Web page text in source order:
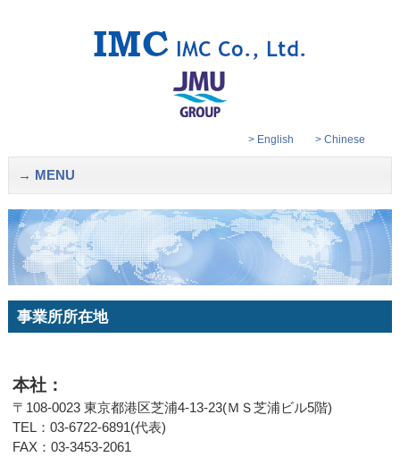
> English > Chinese
MENU
事業所所在地
本社：
〒108-0023 東京都港区芝浦4-13-23(ＭＳ芝浦ビル5階)
TEL：03-6722-6891(代表)
FAX：03-3453-2061